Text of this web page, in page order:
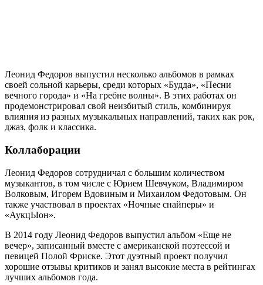
Леонид Федоров выпустил несколько альбомов в рамках
своей сольной карьеры, среди которых «Будда», «Песни
вечного города» и «На гребне волны». В этих работах он
продемонстрировал свой неизбитый стиль, комбинируя
влияния из разных музыкальных направлений, таких как рок,
джаз, фолк и классика.
Коллаборации
Леонид Федоров сотрудничал с большим количеством
музыкантов, в том числе с Юрием Шевчуком, Владимиром
Волковым, Игорем Вдовиным и Михаилом Федотовым. Он
также участвовал в проектах «Ночные снайперы» и
«АукцЫон».
В 2014 году Леонид Федоров выпустил альбом «Еще не
вечер», записанный вместе с американской поэтессой и
певицей Полой Фриске. Этот дуэтный проект получил
хорошие отзывы критиков и занял высокие места в рейтингах
лучших альбомов года.